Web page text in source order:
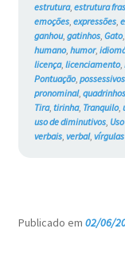
estrutura, estrutura
emoções, expressões,
ganhou, gatinhos, Gato,
humano, humor,
licença, licenciamento,
Pontuação, possessivos
pronominal, quadrinhos
Tira, tirinha, Tranquilo,
uso de diminutivos,
verbais, verbal, vírgulas
Publicado em 02/06/